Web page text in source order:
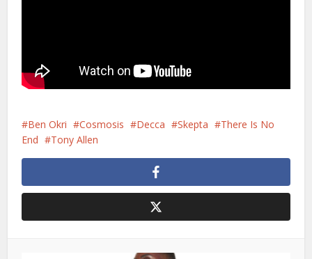
Ben Okri Cosmosis Decca Skepta
There Is No
End
Tony Allen